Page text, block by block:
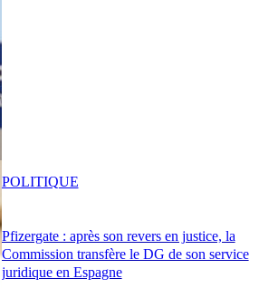
Pfizergate : après son revers en justice, la
Commission transfère le DG de son service
juridique en Espagne
POLITIQUE